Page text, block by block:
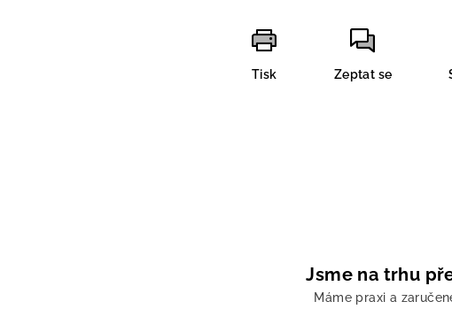
Tisk Zeptat se
Jsme na trhu
Máme praxi a